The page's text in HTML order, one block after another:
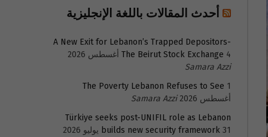
أحدث المقالات باللغة الإنجليزية
A New Exit for Lebanon’s Trapped Depositors-
The Beirut Stock Exchange 4 أغسطس 2026
Samara Azzi
The Poverty Lebanon Refuses to See 1
أغسطس 2026
Samara Azzi
Türkiye seeks post-UNIFIL role as Lebanon
builds new security framework 31 يوليو 2026